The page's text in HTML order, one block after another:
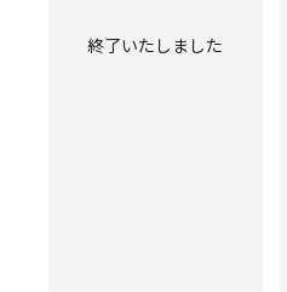
終了いたしました